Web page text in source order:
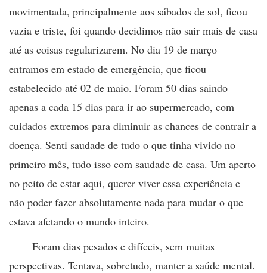
movimentada, principalmente aos sábados de sol, ficou
vazia e triste, foi quando decidimos não sair mais de casa
até as coisas regularizarem. No dia 19 de março
entramos em estado de emergência, que ficou
estabelecido até 02 de maio. Foram 50 dias saindo
apenas a cada 15 dias para ir ao supermercado, com
cuidados extremos para diminuir as chances de contrair a
doença. Senti saudade de tudo o que tinha vivido no
primeiro mês, tudo isso com saudade de casa. Um aperto
no peito de estar aqui, querer viver essa experiência e
não poder fazer absolutamente nada para mudar o que
estava afetando o mundo inteiro.
Foram dias pesados e difíceis, sem muitas
perspectivas. Tentava, sobretudo, manter a saúde mental.